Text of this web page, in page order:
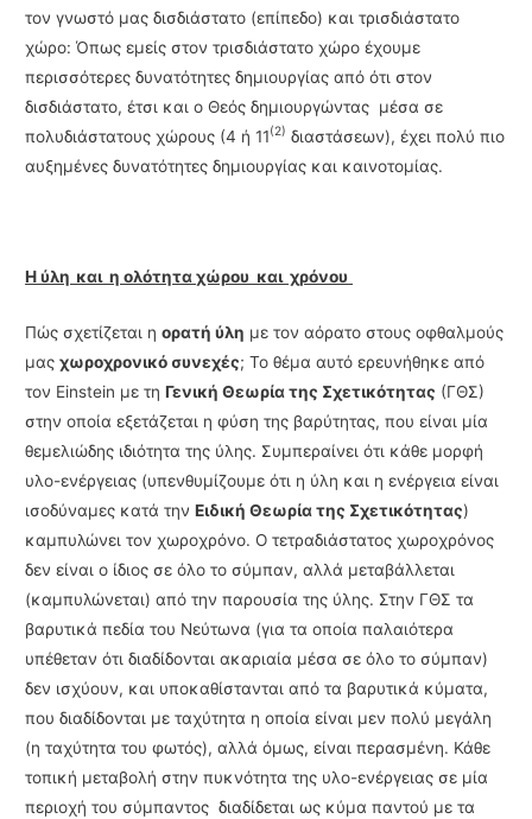
τον γνωστό μας δισδιάστατο (επίπεδο) και τρισδιάστατο
χώρο: Όπως εμείς στον τρισδιάστατο χώρο έχουμε
περισσότερες δυνατότητες δημιουργίας από ότι στον
δισδιάστατο, έτσι και ο Θεός δημιουργώντας μέσα σε
πολυδιάστατους χώρους (4 ή 11(2) διαστάσεων), έχει πολύ πιο
αυξημένες δυνατότητες δημιουργίας και καινοτομίας.
Η ύλη και η ολότηταχώρου και χρόνου
Πώς σχετίζεται ηορατή ύλη με τον αόρατο στους οφθαλμούς
μαςχωροχρονικό συνεχές; Το θέμα αυτό ερευνήθηκε από
τον Einstein με τηΓενική Θεωρία της Σχετικότητας (ΓΘΣ)
στην οποία εξετάζεται η φύση της βαρύτητας, που είναι μία
θεμελιώδης ιδιότητα της ύλης. Συμπεραίνει ότι κάθε μορφή
υλο-ενέργειας (υπεν­θυμίζουμε ότι η ύλη και η ενέργεια είναι
ισοδύναμες κατά τηνΕιδική Θεωρία της Σχετικότητας)
καμπυλώνει τον χωρο­χρόνο. Ο τετραδιάστατος χωροχρόνος
δεν είναι ο ίδιος σε όλο το σύμπαν, αλλά μεταβάλλεται
(καμπυλώνεται) από την παρουσία της ύλης. Στην ΓΘΣ τα
βαρυτικά πεδία του Νεύτωνα (για τα οποία παλαιότερα
υπέθεταν ότι διαδίδονται ακαριαία μέσα σε όλο το σύμπαν)
δεν ισχύ­ουν, και υποκαθίστανται από τα βαρυτικά κύματα,
που διαδίδονται με ταχύτητα η οποία είναι μεν πολύ μεγάλη
(η ταχύτητα του φωτός), αλλά όμως, είναι περασμένη. Κάθε
τοπική μετα­βολή στην πυκνότητα της υλο-ενέργειας σε μία
περιοχή του σύμπαντος διαδίδεται ως κύμα παντού με τα